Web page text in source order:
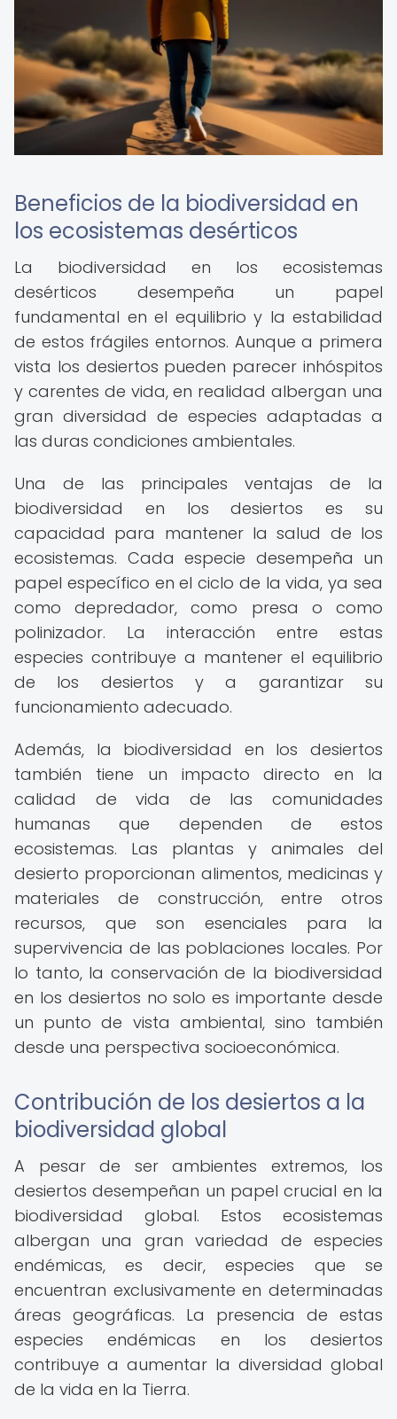
Beneficios de la biodiversidad en
los ecosistemas desérticos
La biodiversidad en los ecosistemas
desérticos desempeña un papel
fundamental en el equilibrio y la estabilidad
de estos frágiles entornos. Aunque a primera
vista los desiertos pueden parecer inhóspitos
y carentes de vida, en realidad albergan una
gran diversidad de especies adaptadas a
las duras condiciones ambientales.
Una de las principales ventajas de la
biodiversidad en los desiertos es su
capacidad para mantener la salud de los
ecosistemas. Cada especie desempeña un
papel específico en el ciclo de la vida, ya sea
como depredador, como presa o como
polinizador. La interacción entre estas
especies contribuye a mantener el equilibrio
de los desiertos y a garantizar su
funcionamiento adecuado.
Además, la biodiversidad en los desiertos
también tiene un impacto directo en la
calidad de vida de las comunidades
humanas que dependen de estos
ecosistemas. Las plantas y animales del
desierto proporcionan alimentos, medicinas y
materiales de construcción, entre otros
recursos, que son esenciales para la
supervivencia de las poblaciones locales. Por
lo tanto, la conservación de la biodiversidad
en los desiertos no solo es importante desde
un punto de vista ambiental, sino también
desde una perspectiva socioeconómica.
Contribución de los desiertos a la
biodiversidad global
A pesar de ser ambientes extremos, los
desiertos desempeñan un papel crucial en la
biodiversidad global. Estos ecosistemas
albergan una gran variedad de especies
endémicas, es decir, especies que se
encuentran exclusivamente en determinadas
áreas geográficas. La presencia de estas
especies endémicas en los desiertos
contribuye a aumentar la diversidad global
de la vida en la Tierra.